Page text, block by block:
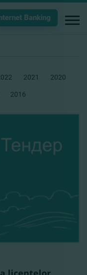
Banking
2021 2020
2016